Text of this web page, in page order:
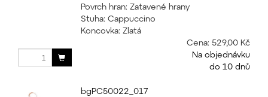
Povrch hran: Zatavené hrany
Stuha: Cappuccino
Koncovka: Zlatá
Cena: 529,00 Kč
Na objednávku
do 10 dnů
bgPC50022_017